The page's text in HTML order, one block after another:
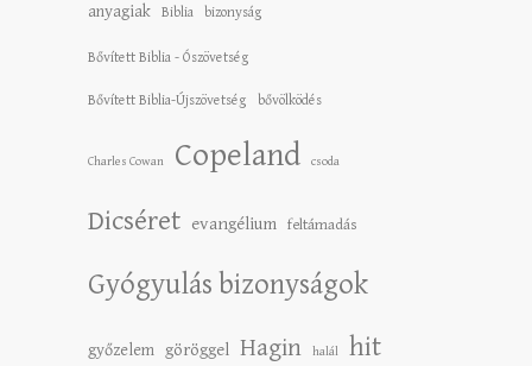
anyagiak Biblia bizonyság
Bővített Biblia - Ószövetség
Bővített Biblia-Újszövetség bővölködés
Charles Cowan Copeland csoda
Dicséret evangélium feltámadás
Gyógyulás bizonyságok
győzelem göröggel Hagin halál hit